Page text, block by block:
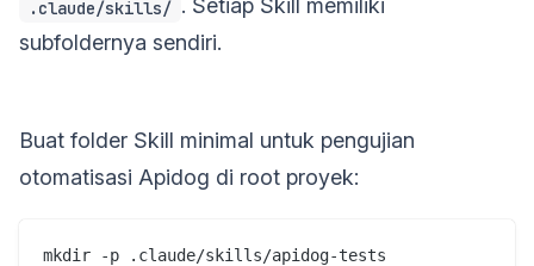
.claude/skills/ . Setiap Skill memiliki
subfoldernya sendiri.
Buat folder Skill minimal untuk pengujian
otomatisasi Apidog di root proyek:
mkdir -p .claude/skills/apidog-tests